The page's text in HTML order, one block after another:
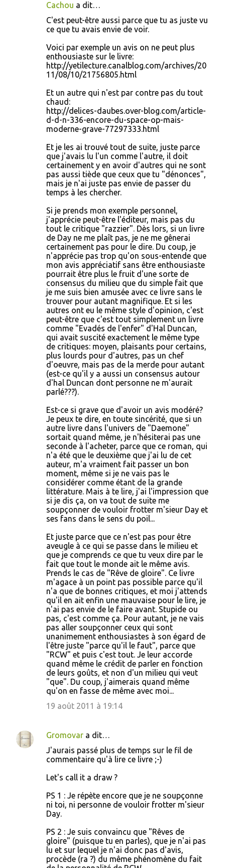
Cachou a dit…
C'est peut-être aussi parce que tu as juste vu
ce que tu avais envie de voir.
Voici par exemple un avis on ne peut plus
enthousiaste sur le livre:
http://yetilecture.canalblog.com/archives/20
11/08/10/21756805.html
Et un autre qui n'est par contre pas du tout
chaud:
http://delices-daubes.over-blog.com/article-
d-d-n-336-encore-du-space-op-mais-
moderne-grave-77297333.html
Et je les ai trouvé tout de suite, juste parce
que j'avais lu l'un comme l'autre, il doit
certainement y en avoir d'autres qui ne sont
pas aussi tiède que ceux que tu "dénonces",
mais je n'ai juste pas envie de passer du
temps à les chercher.
Si je prends mon exemple personnel,
j'apprécie peut-être l'éditeur, mais pas du
tout le critique "razzier". Dès lors, si un livre
de Day ne me plaît pas, je ne me gênerai
certainement pas pour le dire. Du coup, je
n'apprécie pas trop qu'on sous-entende que
mon avis appréciatif sans être enthousiaste
pourrait être plus le fruit d'une sorte de
consensus du milieu que du simple fait que
je me suis bien amusée avec ce livre sans le
trouver pour autant magnifique. Et si les
autres ont eu le même style d'opinion, c'est
peut-être que c'est tout simplement un livre
comme "Evadés de l'enfer" d'Hal Duncan,
qui avait suscité exactement le même type
de critiques: moyen, plaisants pour certains,
plus lourds pour d'autres, pas un chef
d'oeuvre, mais pas de la merde pour autant
(est-ce qu'il y a aussi un consensus autour
d'hal Duncan dont personne ne m'aurait
parlé???).
Est-ce si grave que d'avoir un avis modéré?
Je peux te dire, en toute sincérité, que si un
autre livre dans l'univers de "Daemone"
sortait quand même, je n'hésiterai pas une
seconde à l'acheter, parce que ce roman, qui
n'a été que le deuxième que j'ai lu de cet
auteur, m'a vraiment fait passer un bon
moment, même si je ne vais pas le
considérer comme étant de la grande
littérature. Mais à te lire, j'ai l'impression que
si je dis ça, on va tout de suite me
soupçonner de vouloir frotter m'sieur Day et
ses fans dans le sens du poil...
Et juste parce que ce n'est pas pour être
aveugle à ce qui se passe dans le milieu et
que je comprends ce que tu veux dire par le
fait que tout le monde ait le même avis.
Prends le cas de "Rêve de gloire". Ce livre
m'agace à un point pas possible parce qu'il
n'a que de bonnes critiques, et moi j'attends
qu'il en ait enfin une mauvaise pour le lire, je
n'ai pas envie de le faire avant. Stupide ou
pas, c'est comme ça. Pour autant, je ne vais
pas aller soupçonner ceux qui sont
unanimement enthousiastes à son égard de
l'être juste "parce qu'il le faut", parce que
"RCW" et puis c'est tout. Je leur accorde
quand même le crédit de parler en fonction
de leurs goûts, et non d'un milieu qui veut
"que". Du coup, j'aimerais quand même
qu'on en fasse de même avec moi...
19 août 2011 à 19:14
Gromovar a dit…
J'aurais passé plus de temps sur le fil de
commentaire qu'à lire ce livre ;-)
Let's call it a draw ?
PS 1 : Je répète encore que je ne soupçonne
ni toi, ni personne de vouloir frotter m'sieur
Day.
PS 2 : Je suis convaincu que "Rêves de
gloire" (puisque tu en parles), que je n'ai pas
lu et sur lequel je n'ai donc pas d'avis,
procède (ra ?) du même phénomène du fait